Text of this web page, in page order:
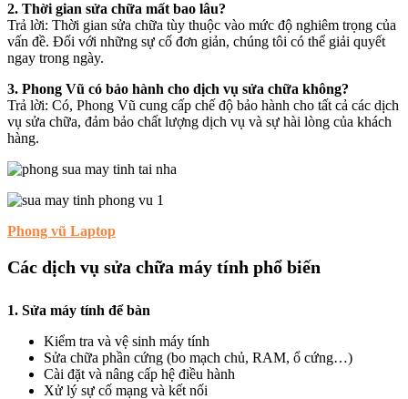
2. Thời gian sửa chữa mất bao lâu?
Trả lời: Thời gian sửa chữa tùy thuộc vào mức độ nghiêm trọng của
vấn đề. Đối với những sự cố đơn giản, chúng tôi có thể giải quyết
ngay trong ngày.
3. Phong Vũ có bảo hành cho dịch vụ sửa chữa không?
Trả lời: Có, Phong Vũ cung cấp chế độ bảo hành cho tất cả các dịch
vụ sửa chữa, đảm bảo chất lượng dịch vụ và sự hài lòng của khách
hàng.
Phong vũ Laptop
Các dịch vụ sửa chữa máy tính phổ biến
1. Sửa máy tính để bàn
Kiểm tra và vệ sinh máy tính
Sửa chữa phần cứng (bo mạch chủ, RAM, ổ cứng…)
Cài đặt và nâng cấp hệ điều hành
Xử lý sự cố mạng và kết nối